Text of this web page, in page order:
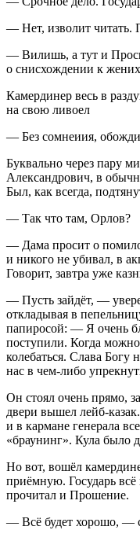
— Нет, изволит читать.
— Вилишь, а тут и
о снисхождении к
Камердинер весь в
на свою ливоел
— Без сомнеиия,
Буквально через пару
Александрович, в
Был, как всегда,
— Так что там, Орлов?
— Дама просит о
и никого не убивал, в
Говорит, завтра уже
— Пусть зайдёт, —
откладывая в
папиросой: — Я очень
поступили. Когда
колебаться. Слава
нас в чем-либо
Он стоял очень прямо,
двери вышел лейб-
и в кармане генерала
«браунинг». Кула было
Но вот, вошёл
приёмную. Государь
прочитал и Прошение.
— Всё будет хорошо, —